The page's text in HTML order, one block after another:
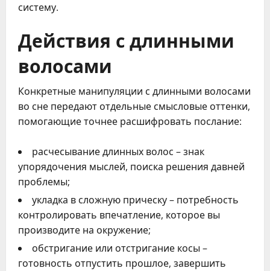
систему.
Действия с длинными
волосами
Конкретные манипуляции с длинными волосами
во сне передают отдельные смысловые оттенки,
помогающие точнее расшифровать послание:
расчесывание длинных волос – знак
упорядочения мыслей, поиска решения давней
проблемы;
укладка в сложную прическу – потребность
контролировать впечатление, которое вы
производите на окружение;
обстригание или отстригание косы –
готовность отпустить прошлое, завершить